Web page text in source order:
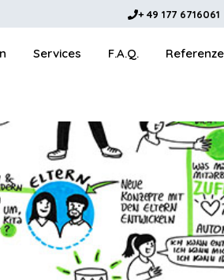
+ 49 177 6716061
Services F.A.Q.